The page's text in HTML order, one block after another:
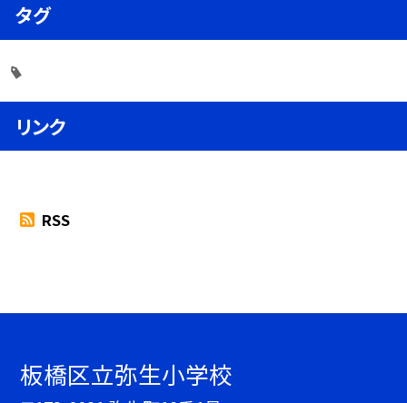
タグ
リンク
RSS
板橋区立弥生小学校